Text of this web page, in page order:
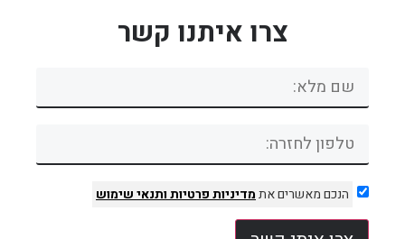
צרו איתנו קשר
הנכם מאשרים אתמדיניות פרטיותותנאי שימוש